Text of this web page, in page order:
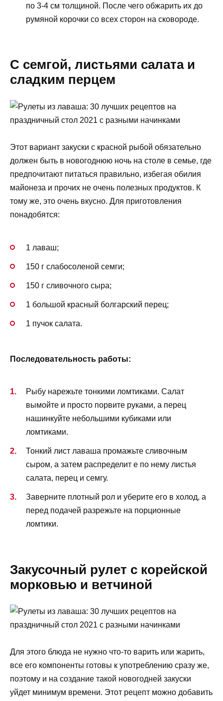
по 3-4 см толщиной. После чего обжарить их до
румяной корочки со всех сторон на сковороде.
С семгой, листьями салата и
сладким перцем
Этот вариант закуски с красной рыбой обязательно
должен быть в новогоднюю ночь на столе в семье, где
предпочитают питаться правильно, избегая обилия
майонеза и прочих не очень полезных продуктов. К
тому же, это очень вкусно. Для приготовления
понадобятся:
1 лаваш;
150 г слабосоленой семги;
150 г сливочного сыра;
1 большой красный болгарский перец;
1 пучок салата.
Последовательность работы:
Рыбу нарежьте тонкими ломтиками. Салат
вымойте и просто порвите руками, а перец
нашинкуйте небольшими кубиками или
ломтиками.
Тонкий лист лаваша промажьте сливочным
сыром, а затем распределит е по нему листья
салата, перец и семгу.
Заверните плотный рол и уберите его в холод, а
перед подачей разрежьте на порционные
ломтики.
Закусочный рулет с корейской
морковью и ветчиной
Для этого блюда не нужно что-то варить или жарить,
все его компоненты готовы к употреблению сразу же,
поэтому и на создание такой новогодней закуски
уйдет минимум времени. Этот рецепт можно добавить